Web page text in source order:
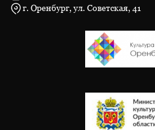
г. Оренбург, ул. Советская, 41